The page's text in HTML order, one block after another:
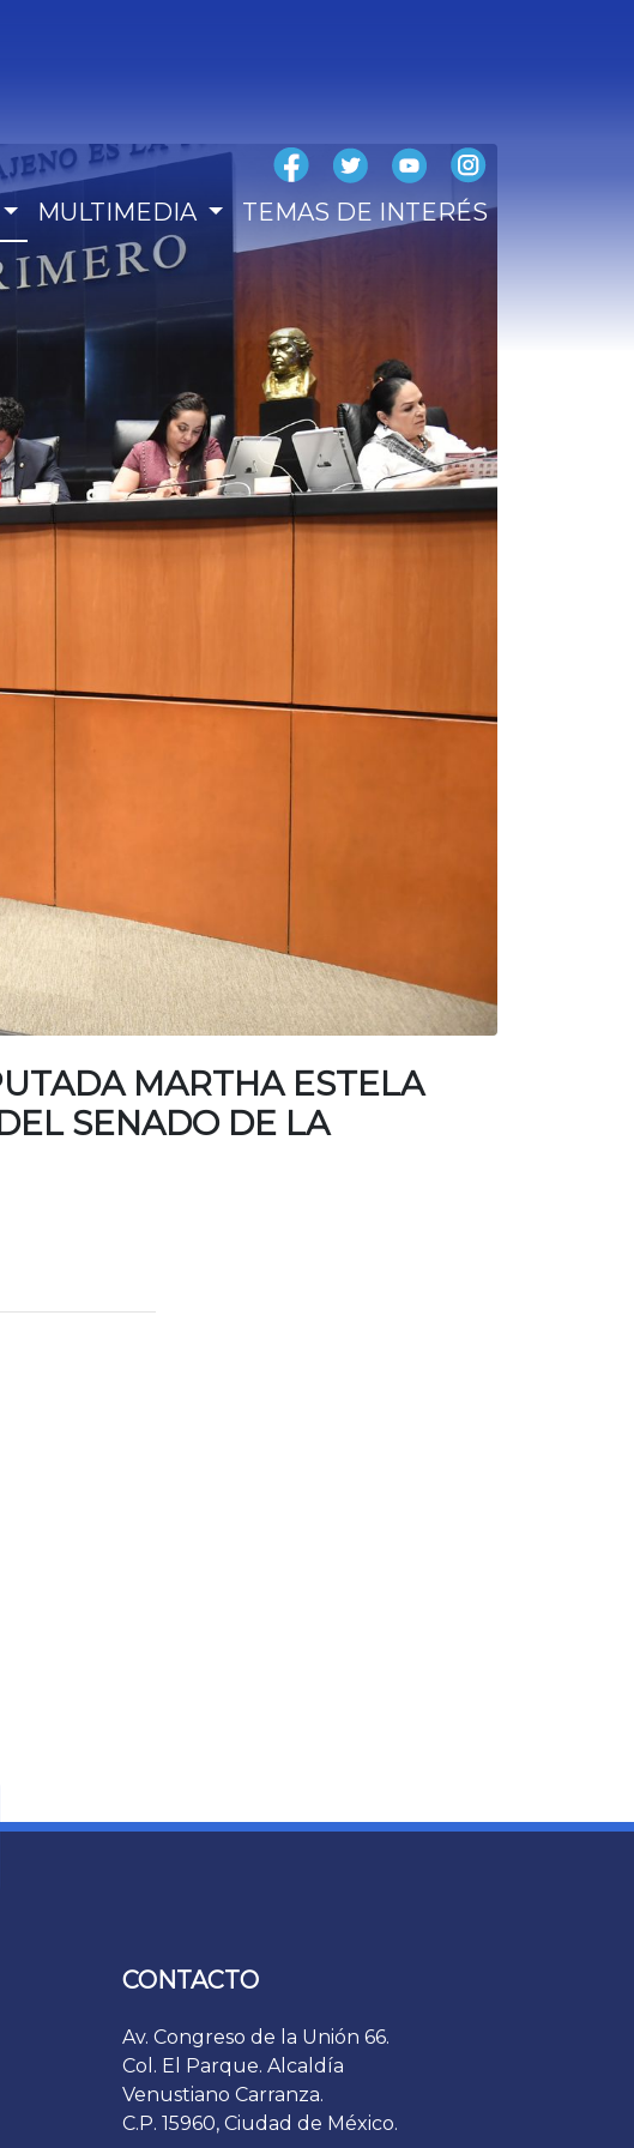
MULTIMEDIA TEMAS DE INTERÉS
MARTHA ESTELA
SENADO DE LA
CONTACTO
Av. Congreso de la Unión 66.
Col. El Parque. Alcaldía
Venustiano Carranza.
C.P. 15960, Ciudad de México.